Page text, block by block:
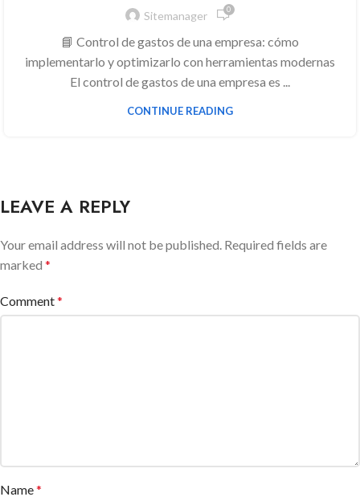
Sitemanager 0
📘 Control de gastos de una empresa: cómo
implementarlo y optimizarlo con herramientas modernas
El control de gastos de una empresa es ...
CONTINUE READING
LEAVE A REPLY
Your email address will not be published. Required fields are
marked *
Comment*
Name*